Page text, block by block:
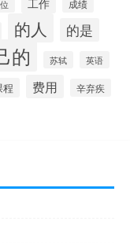
工作 成绩
的人 的是
的 苏轼 英语
程 费用
辛弃疾